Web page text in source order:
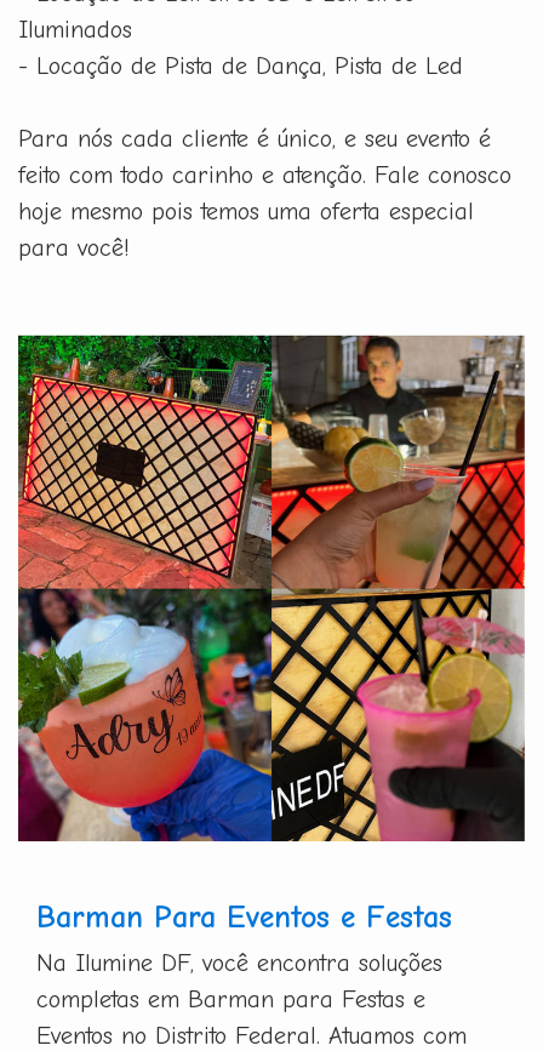
Iluminados
- Locação de Pista de Dança, Pista de Led
Para nós cada cliente é único, e seu evento é
feito com todo carinho e atenção. Fale conosco
hoje mesmo pois temos uma oferta especial
para você!
Barman Para Eventos e Festas
Na Ilumine DF, você encontra soluções
completas em Barman para Festas e
Eventos no Distrito Federal. Atuamos com